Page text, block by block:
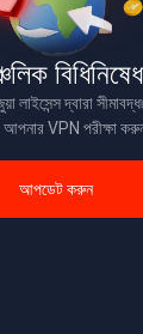
বিধিনিষেধ
লাইসেন্স দ্বারা
VPN পরীক্ষা
আপডেট করুন